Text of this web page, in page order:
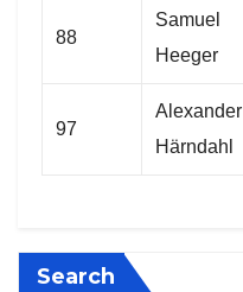
88
Samuel
Heeger
97
Alexander
Härndahl
Search